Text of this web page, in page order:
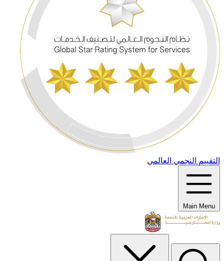
التقييم النجمي العالمي
Main Menu